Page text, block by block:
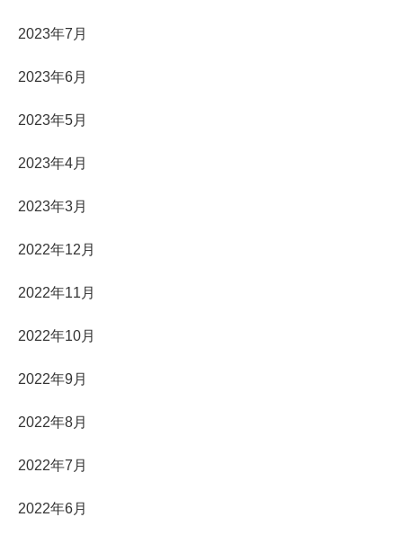
2023年7月
2023年6月
2023年5月
2023年4月
2023年3月
2022年12月
2022年11月
2022年10月
2022年9月
2022年8月
2022年7月
2022年6月